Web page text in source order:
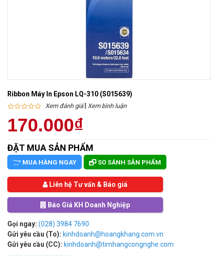
Ribbon Máy In Epson LQ-310 (S015639)
Xem đánh giá| Xem bình luận
170.000₫
ĐẶT MUA SẢN PHẨM
MUA HÀNG NGAY SO SÁNH SẢN PHẨM
Liên hệ Tư vấn & Báo giá
Báo Giá KH Doanh Nghiệp
Gọi ngay: (028) 3984 7690
Gửi yêu cầu (To): kinhdoanh@hoangkhang.com.vn
Gửi yêu cầu (CC): kinhdoanh@timhangcongnghe.com